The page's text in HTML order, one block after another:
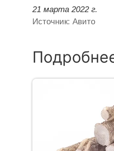
21 марта 2022 г.
Источник: Авито